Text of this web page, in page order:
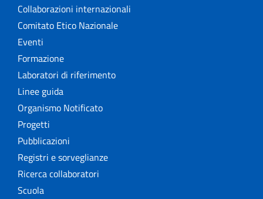
Collaborazioni internazionali
Comitato Etico Nazionale
Eventi
Formazione
Laboratori di riferimento
Linee guida
Organismo Notificato
Progetti
Pubblicazioni
Registri e sorveglianze
Ricerca collaboratori
Scuola